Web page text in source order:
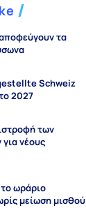
αποφεύγουν τα
Schweiz
2027
των
νέους
το ωράριο
μείωση μισθού